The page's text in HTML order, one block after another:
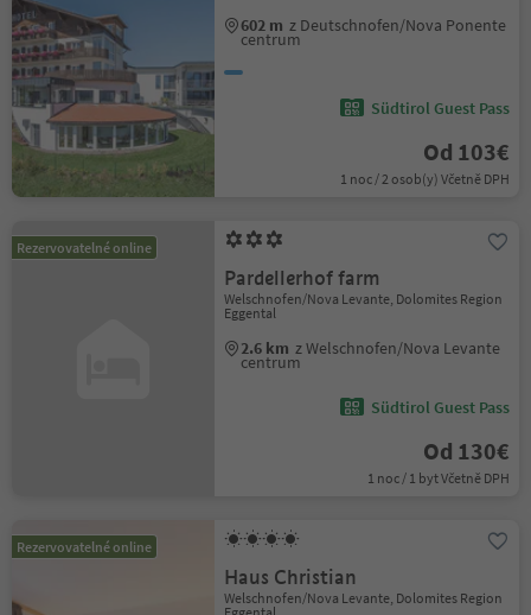
602 m z Deutschnofen/Nova Ponente
centrum
Südtirol Guest Pass
Od 103€
1 noc / 2 osob(y) Včetně DPH
Rezervovatelné online
Pardellerhof farm
Welschnofen/Nova Levante, Dolomites Region
Eggental
2.6 km z Welschnofen/Nova Levante
centrum
Südtirol Guest Pass
Od 130€
1 noc / 1 byt Včetně DPH
Rezervovatelné online
Haus Christian
Welschnofen/Nova Levante, Dolomites Region